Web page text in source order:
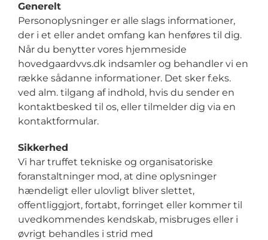
Generelt
Personoplysninger er alle slags informationer,
der i et eller andet omfang kan henføres til dig.
Når du benytter vores hjemmeside
hovedgaardvvs.dk indsamler og behandler vi en
række sådanne informationer. Det sker f.eks.
ved alm. tilgang af indhold, hvis du sender en
kontaktbesked til os, eller tilmelder dig via en
kontaktformular.
Sikkerhed
Vi har truffet tekniske og organisatoriske
foranstaltninger mod, at dine oplysninger
hændeligt eller ulovligt bliver slettet,
offentliggjort, fortabt, forringet eller kommer til
uvedkommendes kendskab, misbruges eller i
øvrigt behandles i strid med